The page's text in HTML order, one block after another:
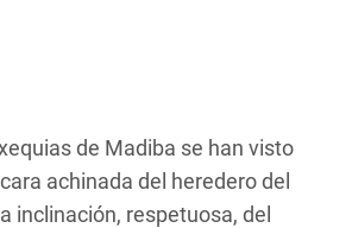
de Madiba se han visto
achinada del heredero del
inclinación, respetuosa, del